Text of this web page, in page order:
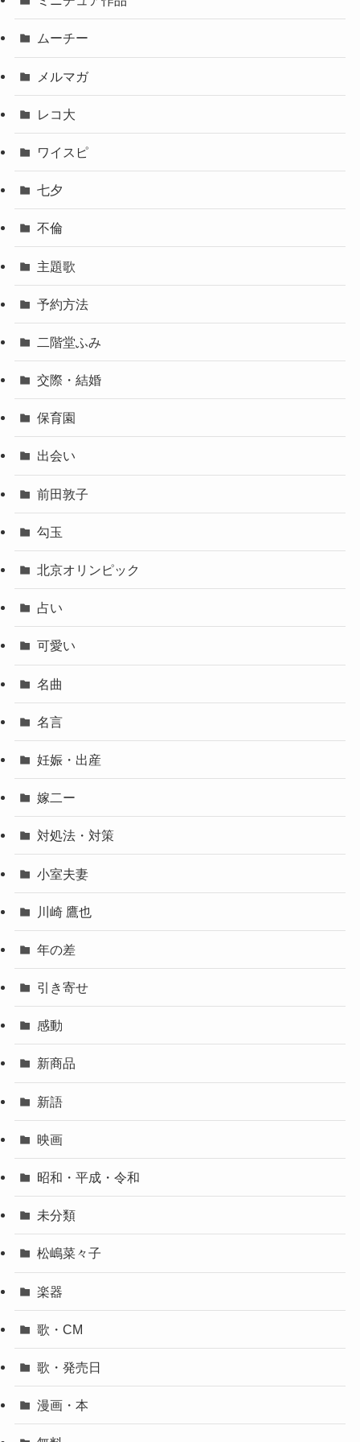
ムーチー
メルマガ
レコ大
ワイスピ
七夕
不倫
主題歌
予約方法
二階堂ふみ
交際・結婚
保育園
出会い
前田敦子
勾玉
北京オリンピック
占い
可愛い
名曲
名言
妊娠・出産
嫁二ー
対処法・対策
小室夫妻
川崎 鷹也
年の差
引き寄せ
感動
新商品
新語
映画
昭和・平成・令和
未分類
松嶋菜々子
楽器
歌・CM
歌・発売日
漫画・本